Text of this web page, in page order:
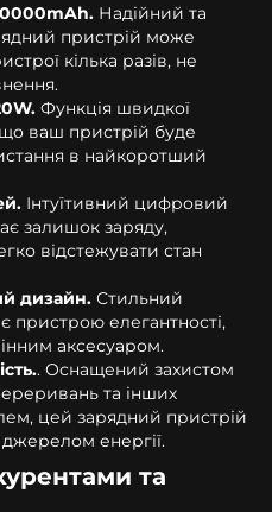
Надійний та
пристрій може
кілька разів, не
Функція швидкої
ваш пристрій буде
в найкоротший
Інтуїтивний цифровий
залишок заряду,
відстежувати стан
дизайн. Стильний
пристрою елегантності,
аксесуаром.
. Оснащений захистом
та інших
цей зарядний пристрій
енергії.
та